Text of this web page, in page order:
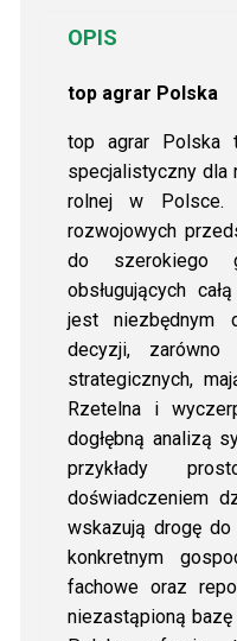
OPIS
top agrar Polska
top agrar Polska
specjalistyczny dla
rolnej w Polsce.
rozwojowych
do szerokiego
obsługujących
jest niezbędnym
decyzji,
strategicznych,
Rzetelna i
dogłębną analizą
przykłady
doświadczeniem
wskazują drogę
konkretnym
fachowe oraz
niezastąpioną